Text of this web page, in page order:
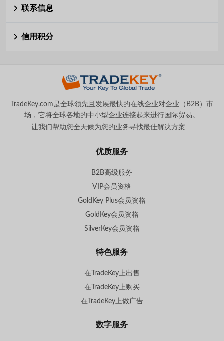
联系信息
信用积分
TradeKey.com是全球领先且发展最快的在线企业对企业（B2B）市
场，它将全球各地的中小型企业连接起来进行国际贸易。
让我们帮助您全天候为您的业务寻找最佳解决方案
优质服务
B2B高级服务
VIP会员资格
GoldKey Plus会员资格
GoldKey会员资格
SilverKey会员资格
特色服务
在TradeKey上出售
在TradeKey上购买
在TradeKey上做广告
数字服务